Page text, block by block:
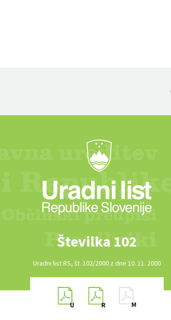
Številka 102
Uradni list RS, št. 102/2000 z dne 10. 11. 2000